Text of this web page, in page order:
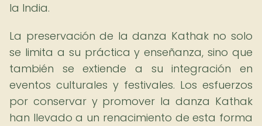
la India.
La preservación de la danza Kathak no solo
se limita a su práctica y enseñanza, sino que
también se extiende a su integración en
eventos culturales y festivales. Los esfuerzos
por conservar y promover la danza Kathak
han llevado a un renacimiento de esta forma